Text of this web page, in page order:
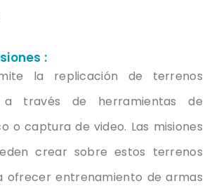
:
la replicación de terrenos
a través de herramientas de
ocaptura de video. Las misiones
crear sobre estos terrenos
ofrecer entrenamiento dearmas